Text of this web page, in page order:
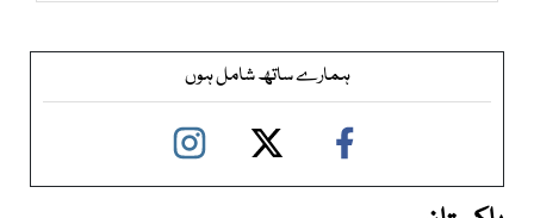
ہمارے ساتھ شامل ہوں